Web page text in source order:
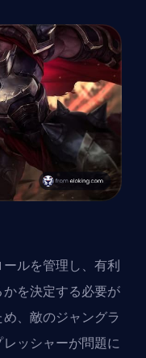
ルを管理し、有利
を決定する必要が
、敵のジャングラ
ッシャーが問題に